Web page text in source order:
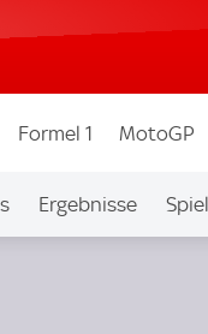
Formel 1 MotoGP
Ergebnisse